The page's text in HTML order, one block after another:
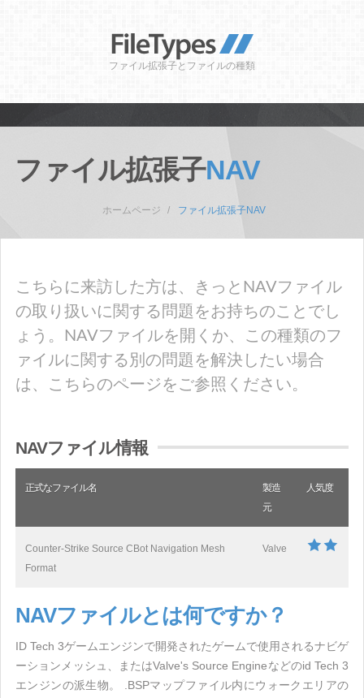
ファイル拡張子とファイルの種類
ファイル拡張子NAV
ホームページ ファイル拡張子NAV
こちらに来訪した方は、きっとNAVファイル
の取り扱いに関する問題をお持ちのことでし
ょう。NAVファイルを開くか、この種類のフ
ァイルに関する別の問題を解決したい場合
は、こちらのページをご参照ください。
NAVファイル情報
正式なファイル名
製造
元
人気度
Counter-Strike Source CBot Navigation Mesh
Format
Valve
NAVファイルとは何ですか？
ID Tech 3ゲームエンジンで開発されたゲームで使用されるナビゲ
ーションメッシュ、またはValve's Source Engineなどのid Tech 3
エンジンの派生物。 .BSPマップファイル内にウォークエリアの